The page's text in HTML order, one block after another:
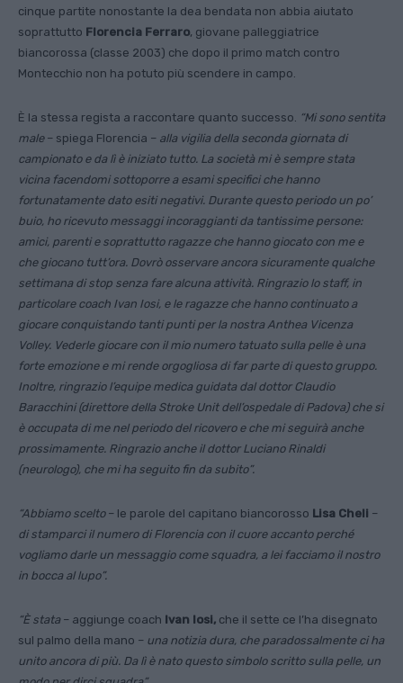
cinque partite nonostante la dea bendata non abbia aiutato
soprattutto Florencia Ferraro, giovane palleggiatrice
biancorossa (classe 2003) che dopo il primo match contro
Montecchio non ha potuto più scendere in campo.
È la stessa regista a raccontare quanto successo.
“Mi sono sentita
male– spiega Florencia – alla vigilia della seconda giornata di
campionato e da lì è iniziato tutto. La società mi è sempre stata
vicina facendomi sottoporre a esami specifici che hanno
fortunatamente dato esiti negativi. Durante questo periodo un po’
buio, ho ricevuto messaggi incoraggianti da tantissime persone:
amici, parenti e soprattutto ragazze che hanno giocato con me e
che giocano tutt’ora. Dovrò osservare ancora sicuramente qualche
settimana di stop senza fare alcuna attività. Ringrazio lo staff, in
particolare coach Ivan Iosi, e le ragazze che hanno continuato a
giocare conquistando tanti punti per la nostra Anthea Vicenza
Volley. Vederle giocare con il mio numero tatuato sulla pelle è una
forte emozione e mi rende orgogliosa di far parte di questo gruppo.
Inoltre, ringrazio l’equipe medica guidata dal dottor Claudio
Baracchini (direttore della Stroke Unit dell’ospedale di Padova) che si
è occupata di me nel periodo del ricovero e che mi seguirà anche
prossimamente. Ringrazio anche il dottor Luciano Rinaldi
(neurologo), che mi ha seguito fin da subito”.
“Abbiamo scelto– le parole del capitano biancorosso Lisa Cheli –
di stamparci il numero di Florencia con il cuore accanto perché
vogliamo darle un messaggio come squadra, a lei facciamo il nostro
in bocca al lupo”.
“È stata – aggiunge coach Ivan Iosi, che il sette ce l’ha disegnato
sul palmo della mano – una notizia dura, che paradossalmente ci ha
unito ancora di più. Da lì è nato questo simbolo scritto sulla pelle, un